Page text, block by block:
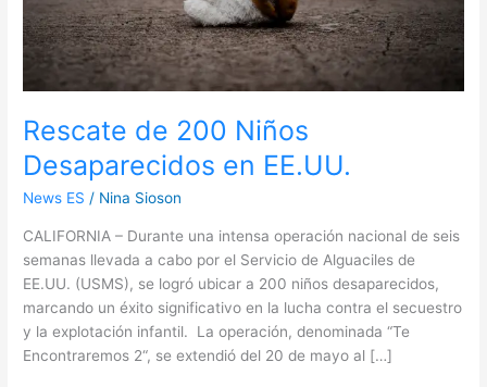
Rescate de 200 Niños
Desaparecidos en EE.UU.
News ES / Nina Sioson
CALIFORNIA – Durante una intensa operación nacional de seis
semanas llevada a cabo por el Servicio de Alguaciles de
EE.UU. (USMS), se logró ubicar a 200 niños desaparecidos,
marcando un éxito significativo en la lucha contra el secuestro
y la explotación infantil. La operación, denominada “Te
Encontraremos 2“, se extendió del 20 de mayo al […]